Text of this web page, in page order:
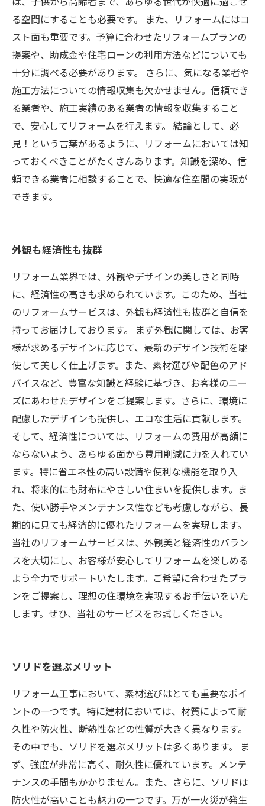
る空間にすることも必要です。 また、リフォームにはコ
スト面も重要です。予算に合わせたリフォームプランの
提案や、助成金や住宅ローンの利用方法などについても
十分に調べる必要があります。 さらに、気になる業者や
施工方法についての情報収集も欠かせません。信頼でき
る業者や、施工実績のある業者の情報を収集すること
で、安心してリフォームを行えます。 結論として、必
見！という言葉があるように、リフォームにおいては知
っておくべきことがたくさんあります。知識を深め、信
頼できる業者に相談することで、快適な住空間の実現が
できます。
外観も経済性も抜群
リフォーム業界では、外観やデザインの美しさと同時
に、経済性の高さも求められています。このため、当社
のリフォームサービスは、外観も経済性も抜群と自信を
持ってお届けしております。 まず外観に関しては、お客
様が求めるデザインに応じて、最新のデザイン技術を駆
使して美しく仕上げます。また、素材選びや配色のアド
バイスなど、豊富な知識と経験に基づき、お客様のニー
ズにあわせたデザインをご提案します。さらに、環境に
配慮したデザインも提供し、エコな生活に貢献します。
そして、経済性については、リフォームの費用が高額に
ならないよう、あらゆる面から費用削減に力を入れてい
ます。特に省エネ性の高い設備や便利な機能を取り入
れ、将来的にも財布にやさしい住まいを提供します。ま
た、使い勝手やメンテナンス性なども考慮しながら、長
期的に見ても経済的に優れたリフォームを実現します。
当社のリフォームサービスは、外観美と経済性のバラン
スを大切にし、お客様が安心してリフォームを楽しめる
よう全力でサポートいたします。ご希望に合わせたプラ
ンをご提案し、理想の住環境を実現するお手伝いをいた
します。ぜひ、当社のサービスをお試しください。
ソリドを選ぶメリット
リフォーム工事において、素材選びはとても重要なポイ
ントの一つです。特に建材においては、材質によって耐
久性や防火性、断熱性などの性質が大きく異なります。
その中でも、ソリドを選ぶメリットは多くあります。 ま
ず、強度が非常に高く、耐久性に優れています。メンテ
ナンスの手間もかかりません。また、さらに、ソリドは
防火性が高いことも魅力の一つです。万が一火災が発生